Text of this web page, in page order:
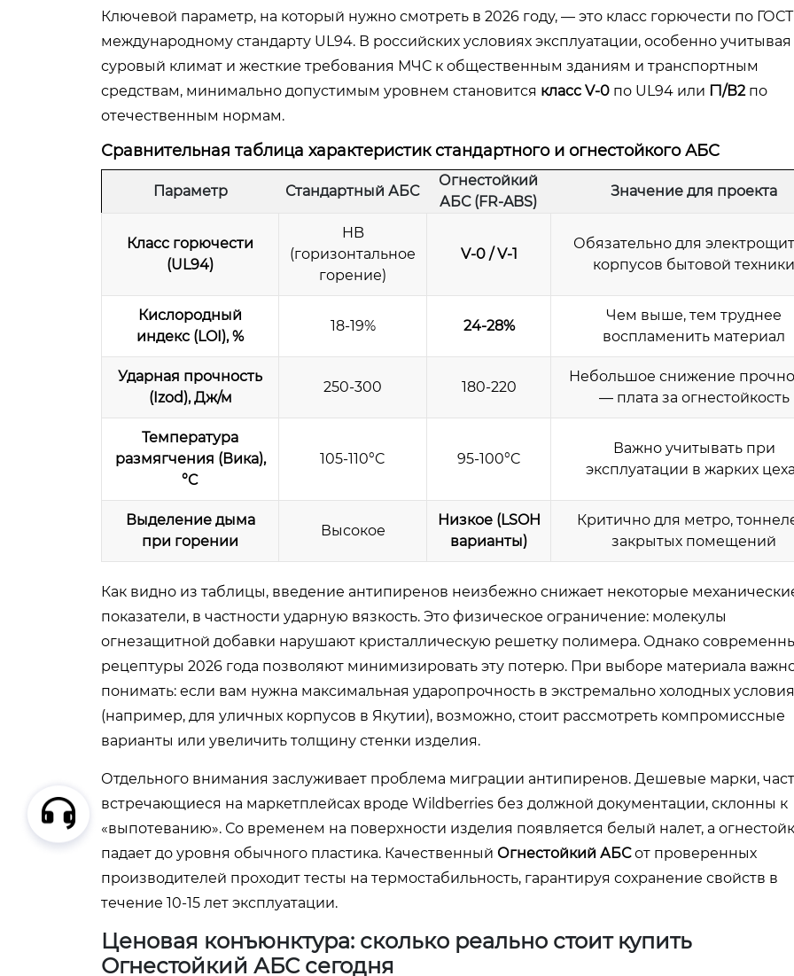
Ключевой параметр, на который нужно смотреть в 2026 году, — это класс горючести по
международному стандарту UL94. В российских условиях эксплуатации, особенно учитывая
суровый климат и жесткие требования МЧС к общественным зданиям и транспортным
средствам, минимально допустимым уровнем становится класс V-0 по UL94 или Г1/В2по
отечественным нормам.
Сравнительная таблица характеристик стандартного и огнестойкого АБС
Параметр Стандартный АБС
Огнестойкий
АБС (FR-ABS)
Значение для проекта
Класс горючести
(UL94)
HB
(горизонтальное
горение)
V-0 / V-1
Обязательно для
корпусов бытовой техники
Кислородный
индекс (LOI), %
18-19% 24-28%
Чем выше, тем труднее
воспламенить материал
Ударная прочность
(Izod), Дж/м
250-300 180-220
Небольшое снижение
— плата за огнестойкость
Температура
размягчения (Вика),
°C
105-110°C 95-100°C
Важно учитывать при
эксплуатации в жарких
Выделение дыма
при горении
Высокое
Низкое (LSOH
варианты)
Критично для метро,
закрытых помещений
Как видно из таблицы, введение антипиренов неизбежно снижает некоторые
показатели, в частности ударную вязкость. Это физическое ограничение: молекулы
огнезащитной добавки нарушают кристаллическую решетку полимера. Однако
рецептуры 2026 года позволяют минимизировать эту потерю. При выборе материала
понимать: если вам нужна максимальная ударопрочность в экстремально холодных
(например, для уличных корпусов в Якутии), возможно, стоит рассмотреть компромиссные
варианты или увеличить толщину стенки изделия.
Отдельного внимания заслуживает проблема миграции антипиренов. Дешевые марки,
встречающиеся на маркетплейсах вроде Wildberries без должной документации, склонны к
«выпотеванию». Со временем на поверхности изделия появляется белый налет, а
падает до уровня обычного пластика. Качественный Огнестойкий АБСот проверенных
производителей проходит тесты на термостабильность, гарантируя сохранение свойств в
течение 10-15 лет эксплуатации.
Ценовая конъюнктура: сколько реально стоит купить
Огнестойкий АБС сегодня